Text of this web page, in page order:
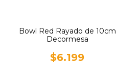
Bowl Red Rayado de 10cm
Decormesa
$6.199